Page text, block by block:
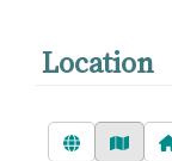
Location